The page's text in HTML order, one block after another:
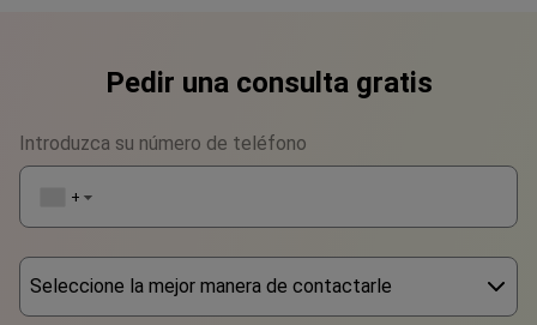
Pedir una consulta gratis
Introduzca su número de teléfono
+1▼
Seleccione la mejor manera de contactarle